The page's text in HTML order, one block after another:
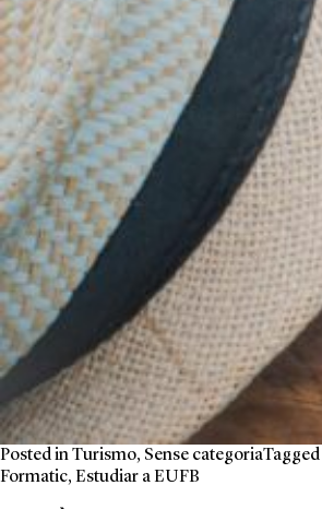
Posted inTurismo, Sense categoriaTagged
Formatic, Estudiar a EUFB